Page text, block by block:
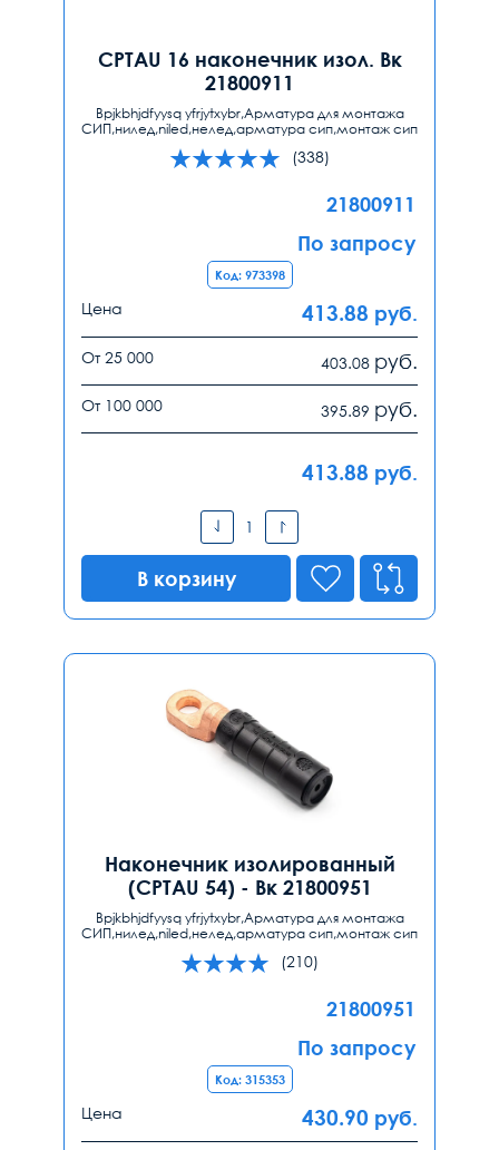
CPTAU 16 наконечник изол. Вк
21800911
Bpjkbhjdfyysq yfrjytxybr,Арматура для монтажа
СИП,нилед,niled,нелед,арматура сип,монтаж сип
(338)
21800911
По запросу
Код: 973398
Цена 413.88 руб.
От 25 000 403.08 руб.
От 100 000 395.89 руб.
413.88 руб.
В корзину
Наконечник изолированный
(CPTAU 54) - Вк 21800951
Bpjkbhjdfyysq yfrjytxybr,Арматура для монтажа
СИП,нилед,niled,нелед,арматура сип,монтаж сип
(210)
21800951
По запросу
Код: 315353
Цена 430.90 руб.